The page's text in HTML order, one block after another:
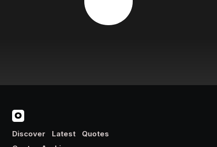
Discover Latest
Quotes